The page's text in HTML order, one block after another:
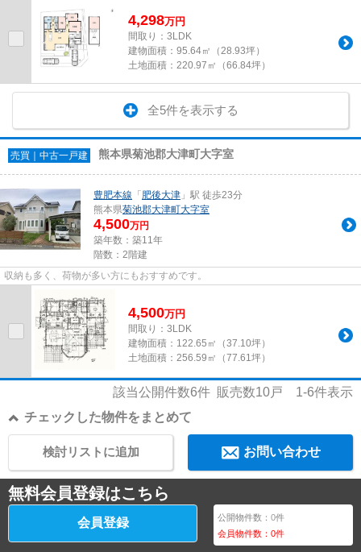
4,298万円
間取り：3LDK
建物面積： 95.64㎡（28.93坪）
土地面積： 220.97㎡（66.84坪）
全5件を表示する
売買｜中古一戸建 熊本県菊池郡大津町大字室
豊肥本線 「 肥後大津 」駅 徒歩23分
熊本県菊池郡大津町大字室
4,500万円
築年数：築11年
階数：2階建
収納も多く、荷物が多い方にもおすすめです。
4,500万円
間取り：3LDK
建物面積： 122.65㎡（37.10坪）
土地面積： 256.59㎡（77.61坪）
該当公開件数6件 販売数10戸 1-6件表示
チェックした物件をまとめて
お問い合わせ
検討リストに追加
無料会員登録はこちら
会員登録 公開物件数：0件
会員物件数：0件